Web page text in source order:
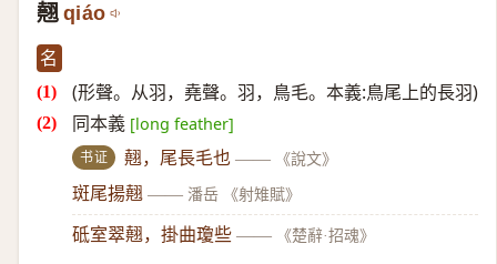
翹 qiáo
名
(形聲。从羽，堯聲。羽，鳥毛。本義:鳥尾上的長羽)
同本義 [long feather]
书证 翹，尾長毛也 —— 《說文》
斑尾揚翹 —— 潘岳 《射雉賦》
砥室翠翹，掛曲瓊些 —— 《楚辭·招魂》